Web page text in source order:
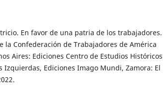
En favor de una patria de los trabajadores.
la Confederación de Trabajadores de América
Aires: Ediciones Centro de Estudios Históricos
Izquierdas, Ediciones Imago Mundi, Zamora: El